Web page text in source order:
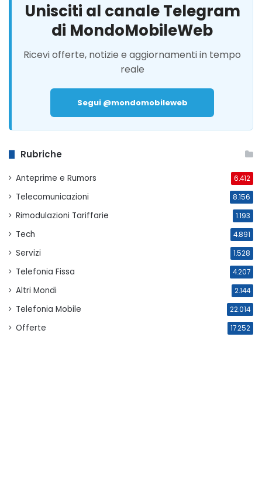
Unisciti al canale Telegram
di MondoMobileWeb
Ricevi offerte, notizie e aggiornamenti in tempo
reale
Segui @mondomobileweb
Rubriche
Anteprime e Rumors 6.412
Telecomunicazioni 8.156
Rimodulazioni Tariffarie 1.193
Tech 4.891
Servizi 1.528
Telefonia Fissa 4.207
Altri Mondi 2.144
Telefonia Mobile 22.014
Offerte 17.252